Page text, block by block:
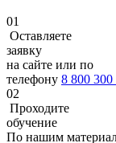
01
Оставляете
заявку
на сайте или по
телефону 8 800 300
02
Проходите
обучение
По нашим